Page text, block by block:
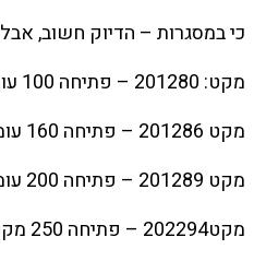
כי במסגרות – הדיוק חשוב,
מקט: 201280 – פתיחה 100 עומק 50
מקט 201286 – פתיחה 160 עומק 80
מקט 201289 – פתיחה 200 עומק 100
מקט202294 – פתיחה 250 מקט 120